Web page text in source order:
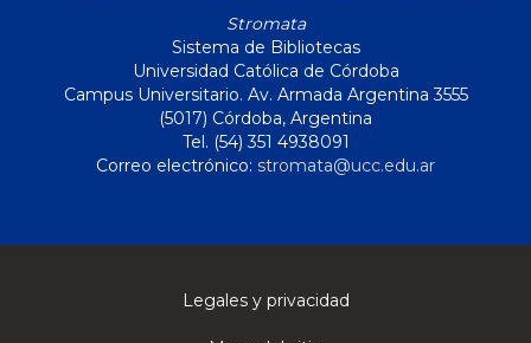
Stromata
Sistema de Bibliotecas
Universidad Católica de Córdoba
Campus Universitario. Av. Armada Argentina 3555
(5017) Córdoba, Argentina
Tel. (54) 351 4938091
Correo electrónico: stromata@ucc.edu.ar
Legales y privacidad